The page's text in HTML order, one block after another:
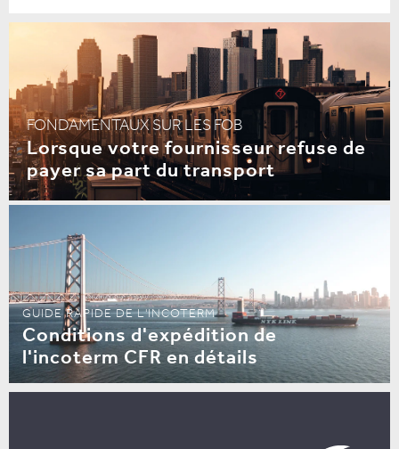
FONDAMENTAUX SUR LES FOB
Lorsque votre fournisseur refuse de
payer sa part du transport
GUIDE RAPIDE DE L'INCOTERM
Conditions d'expédition de
l'incoterm CFR en détails